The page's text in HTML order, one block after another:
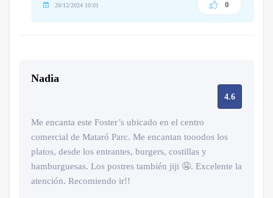
20/12/2024 10:01 0
Nadia
4.6
Me encanta este Foster’s ubicado en el centro
comercial de Mataró Parc. Me encantan tooodos los
platos, desde los entrantes, burgers, costillas y
hamburguesas. Los postres también jiji 🤤. Excelente la
atención. Recomiendo ir!!